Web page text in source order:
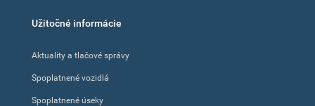
Footer
Užitočné informácie
Aktuality a tlačové správy
Spoplatnené vozidlá
Spoplatnené úseky